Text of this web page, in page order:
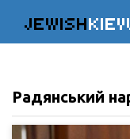
JEWISH
Радянський